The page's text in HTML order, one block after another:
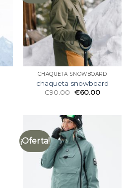
CHAQUETA SNOWBOARD
chaqueta snowboard
€90.00 €60.00
¡Oferta!